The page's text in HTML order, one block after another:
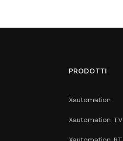
PRODOTTI
Xautomation
Xautomation TV